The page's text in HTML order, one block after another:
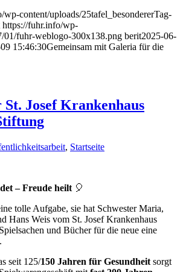
content/uploads/25tafel_besondererTag-
https://fuhr.info/wp-
01/fuhr-weblogo-300x138.png berit2025-06-
15:46:30Gemeinsam mit Galeria für die
St. Josef Krankenhaus
, Startseite
– Freude heilt 🎈
tolle Aufgabe, sie hat Schwester Maria,
Hans Weis vom St. Josef Krankenhaus
und Bücher für die neue eine
seit 125/150 Jahren für Gesundheit sorgt